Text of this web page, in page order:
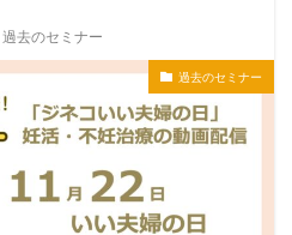
過去のセミナー
過去のセミナー
検索